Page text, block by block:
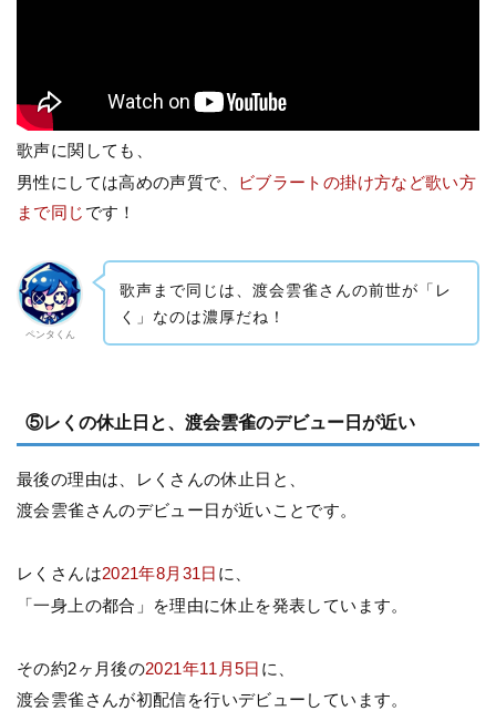
歌声に関しても、
男性にしては高めの声質で、
ビブラートの掛け方など歌い方
まで同じ です！
ペンタくん
歌声まで同じは、渡会雲雀さんの前世が「レ
く」なのは濃厚だね！
⑤レくの休止日と、渡会雲雀のデビュー日が近い
最後の理由は、レくさんの休止日と、
渡会雲雀さんのデビュー日が近いことです。
レくさんは2021年8月31日 に、
「一身上の都合」を理由に休止を発表しています。
その約2ヶ月後の2021年11月5日 に、
渡会雲雀さんが初配信を行いデビューしています。